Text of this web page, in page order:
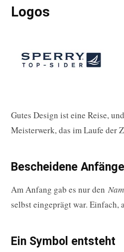
Logos
Gutes Design ist eine Reise,
Meisterwerk, das im Laufe der
Bescheidene Anfänge
Am Anfang gab es nur den
selbst eingeprägt war. Einfach,
Ein Symbol entsteht